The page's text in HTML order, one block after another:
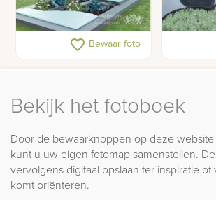
Grafmonument met glas
en natuursteen
favorite_border Bewaar foto
Glazen
Bekijk het fotoboek
Door de bewaarknoppen op deze
kunt u uw eigen fotomap samenstellen.
vervolgens digitaal opslaan ter inspiratie of
komt oriënteren.